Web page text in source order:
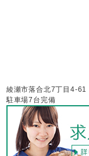
綾瀬市落合北7丁目4-61
駐車場7台完備